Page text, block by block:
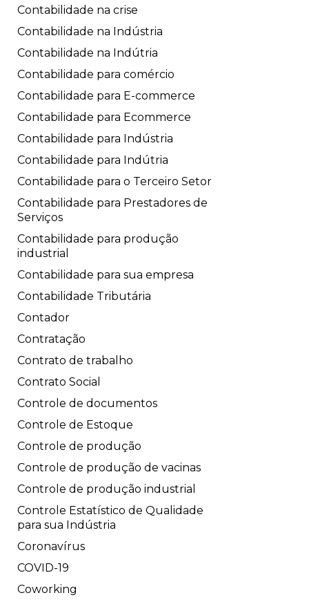
Contabilidade na crise
Contabilidade na Indústria
Contabilidade na Indútria
Contabilidade para comércio
Contabilidade para E-commerce
Contabilidade para Ecommerce
Contabilidade para Indústria
Contabilidade para Indútria
Contabilidade para o Terceiro Setor
Contabilidade para Prestadores de
Serviços
Contabilidade para produção
industrial
Contabilidade para sua empresa
Contabilidade Tributária
Contador
Contratação
Contrato de trabalho
Contrato Social
Controle de documentos
Controle de Estoque
Controle de produção
Controle de produção de vacinas
Controle de produção industrial
Controle Estatístico de Qualidade
para sua Indústria
Coronavírus
COVID-19
Coworking